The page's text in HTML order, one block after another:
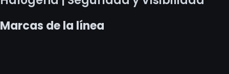
Marcas de la línea